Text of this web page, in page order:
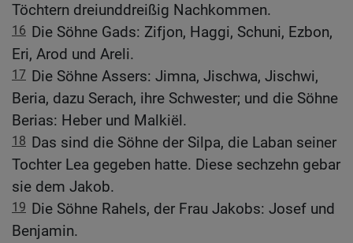
Töchtern dreiunddreißig Nachkommen.
16 Die Söhne Gads: Zifjon, Haggi, Schuni, Ezbon,
Eri, Arod und Areli.
17 Die Söhne Assers: Jimna, Jischwa, Jischwi,
Beria, dazu Serach, ihre Schwester; und die Söhne
Berias: Heber und Malkiël.
18 Das sind die Söhne der Silpa, die Laban seiner
Tochter Lea gegeben hatte. Diese sechzehn gebar
sie dem Jakob.
19 Die Söhne Rahels, der Frau Jakobs: Josef und
Benjamin.